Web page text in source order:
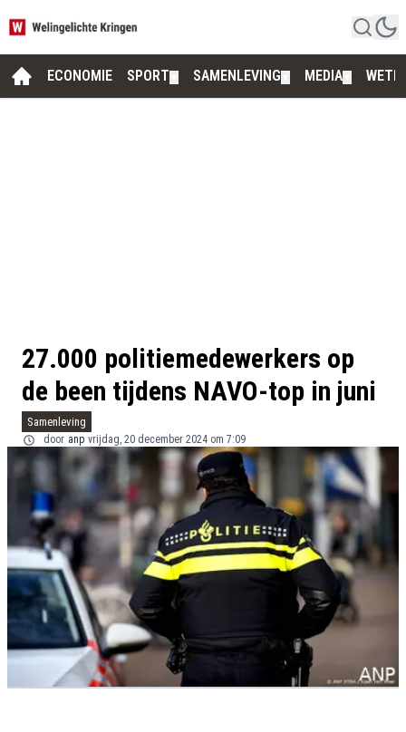
ECONOMIE SPORT SAMENLEVING MEDIA
27.000 politiemedewerkers op
de been tijdens NAVO-top in juni
Samenleving
door anp vrijdag, 20 december 2024 om 7:09